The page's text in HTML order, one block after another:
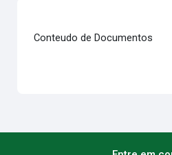
Conteudo de Documentos